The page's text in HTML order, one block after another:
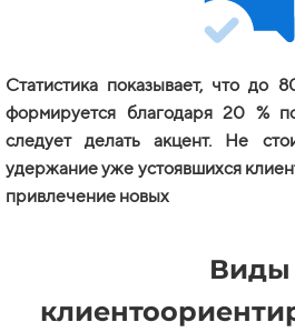
Статистика показывает, что до
формируется благодаря 20 %
следует делать акцент. Не
удержание уже устоявшихся
привлечение новых
Виды